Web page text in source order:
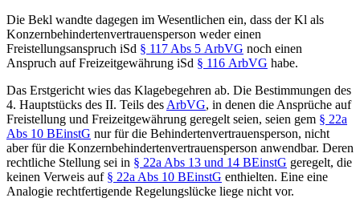
Die Bekl wandte dagegen im Wesentlichen ein, dass der Kl als
Konzernbehindertenvertrauensperson weder einen
Freistellungsanspruch iSd § 117 Abs 5 ArbVG noch einen
Anspruch auf Freizeitgewährung iSd § 116 ArbVG habe.
Das Erstgericht wies das Klagebegehren ab. Die Bestimmungen des
4. Hauptstücks des II. Teils des ArbVG, in denen die Ansprüche auf
Freistellung und Freizeitgewährung geregelt seien, seien gem § 22a
Abs 10 BEinstG nur für die Behindertenvertrauensperson, nicht
aber für die Konzernbehindertenvertrauensperson anwendbar. Deren
rechtliche Stellung sei in § 22a Abs 13 und 14 BEinstG geregelt, die
keinen Verweis auf § 22a Abs 10 BEinstG enthielten. Eine eine
Analogie rechtfertigende Regelungslücke liege nicht vor.